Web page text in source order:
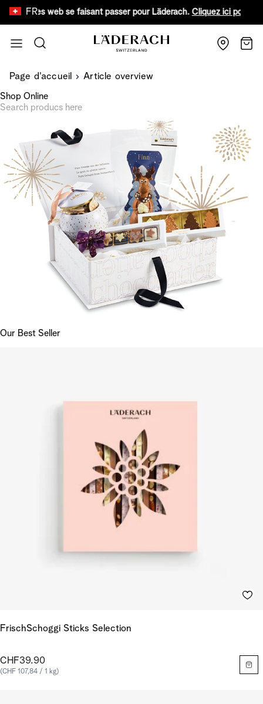
FR
web se faisant passer pour Läderach.Cliquez ici pour en
Recherche
Page d'accueil Article overview
Shop Online
Our Best Seller
FrischSchoggi Sticks Selection
CHF39.90
(CHF 107,84 / 1 kg)